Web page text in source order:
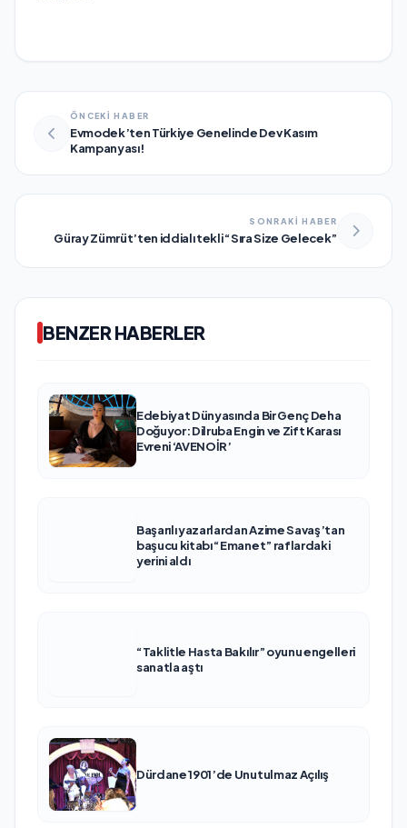
ÖNCEKİ HABER
Evmodek’ten Türkiye Genelinde Dev Kasım
Kampanyası!
SONRAKİ HABER
Güray Zümrüt’ten iddialı tekli “Sıra Size Gelecek”
BENZER HABERLER
Edebiyat Dünyasında Bir Genç Deha
Doğuyor: Dilruba Engin ve Zift Karası
Evreni ‘AVENOİR’
Başarılı yazarlardan Azime Savaş’tan
başucu kitabı “Emanet” raflardaki
yerini aldı
“Taklitle Hasta Bakılır” oyunu engelleri
sanatla aştı
Dürdane 1901’de Unutulmaz Açılış